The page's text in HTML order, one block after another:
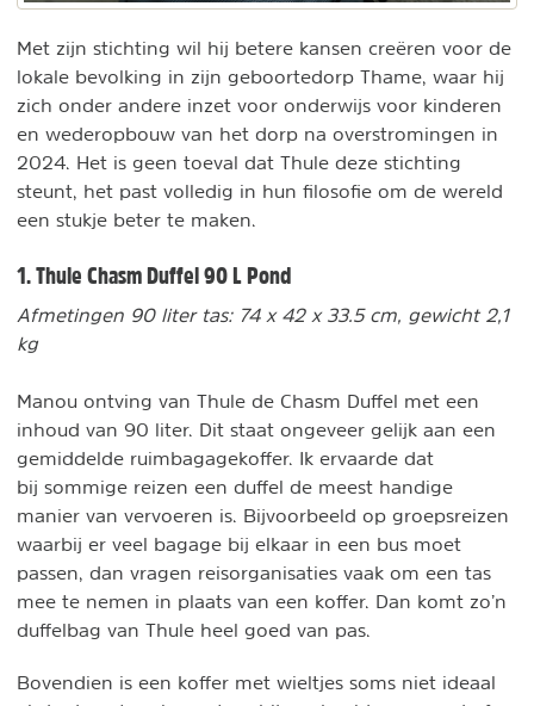
Met zijn stichting wil hij betere kansen creëren voor de
lokale bevolking in zijn geboortedorp Thame, waar hij
zich onder andere inzet voor onderwijs voor kinderen
en wederopbouw van het dorp na overstromingen in
2024. Het is geen toeval dat Thule deze stichting
steunt, het past volledig in hun filosofie om de wereld
een stukje beter te maken.
1. Thule Chasm Duffel 90 L Pond
Afmetingen 90 liter tas: 74 x 42 x 33.5 cm, gewicht 2,1
kg
Manou ontving van Thule de Chasm Duffel met een
inhoud van 90 liter. Dit staat ongeveer gelijk aan een
gemiddelde ruimbagagekoffer. Ik ervaarde dat
bij sommige reizen een duffel de meest handige
manier van vervoeren is. Bijvoorbeeld op groepsreizen
waarbij er veel bagage bij elkaar in een bus moet
passen, dan vragen reisorganisaties vaak om een tas
mee te nemen in plaats van een koffer. Dan komt zo’n
duffelbag van Thule heel goed van pas.
Bovendien is een koffer met wieltjes soms niet ideaal